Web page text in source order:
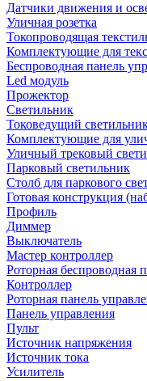
Датчики движения и
Уличная розетка
Токопроводящая
Комплектующие для
Беспроводная панель
Led модуль
Прожектор
Светильник
Токоведущий
Комплектующие для
Уличный трековый
Парковый светильник
Столб для паркового
Готовая конструкция
Профиль
Диммер
Выключатель
Мастер контроллер
Роторная беспроводная
Контроллер
Роторная панель
Панель управления
Пульт
Источник напряжения
Источник тока
Усилитель